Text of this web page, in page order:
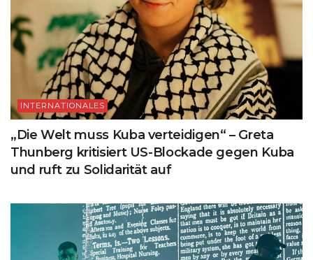
INTERNATIONALES
„Die Welt muss Kuba verteidigen“ – Greta
Thunberg kritisiert US-Blockade gegen Kuba
und ruft zu Solidarität auf